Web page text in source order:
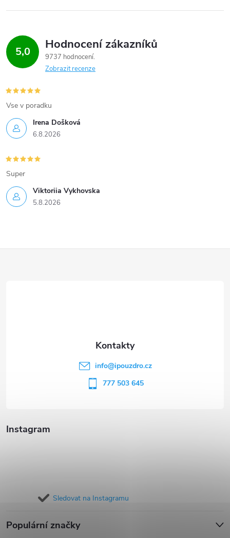
r
v
k
y
v
ý
p
i
s
u
5,0 Hodnocení zákazníků
9737 hodnocení
Zobrazit recenze
Irena Došková
6.8.2026
Vse v poradku
Viktoriia Vykhovska
5.8.2026
Super
Instagram
Sledovat na Instagramu
Populární značky
info@ipouzdro.cz
777 503 645